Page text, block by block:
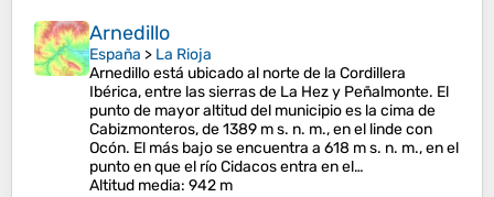
Arnedillo
España > La Rioja
Arnedillo está ubicado al norte de la Cordillera
Ibérica, entre las sierras de La Hez y Peñalmonte. El
punto de mayor altitud del municipio es la cima de
Cabizmonteros, de 1389 m s. n. m., en el linde con
Ocón. El más bajo se encuentra a 618 m s. n. m., en el
punto en que el río Cidacos entra en el…
Altitud media: 942 m